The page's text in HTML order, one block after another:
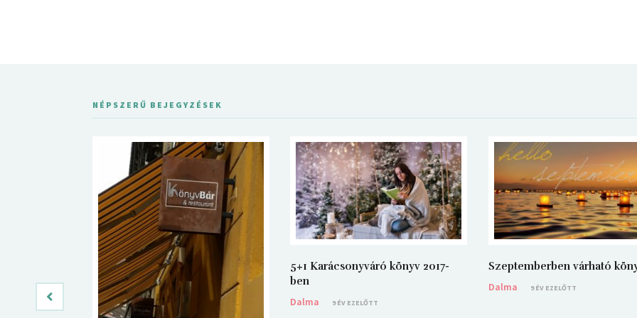
NÉPSZERŰ BEJEGYZÉSEK
5+1 Karácsonyváró könyv 2017-
ben
Dalma
9 ÉV EZELŐTT
Szeptemberben várható
Dalma
9 ÉV EZELŐTT